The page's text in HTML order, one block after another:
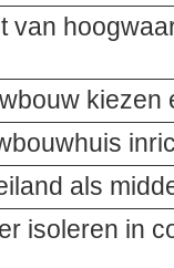
van
als
isoleren in